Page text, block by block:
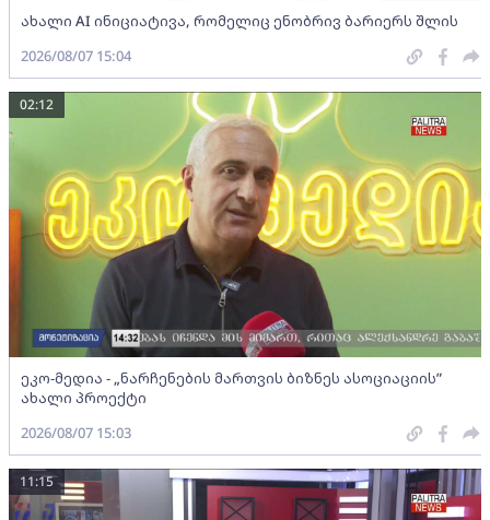
ახალი AI ინიციატივა, რომელიც ენობრივ ბარიერს შლის
2026/08/07 15:04
ეკო-მედია - „ნარჩენების მართვის ბიზნეს ასოციაციის”
ახალი პროექტი
02:12
2026/08/07 15:03
11:15